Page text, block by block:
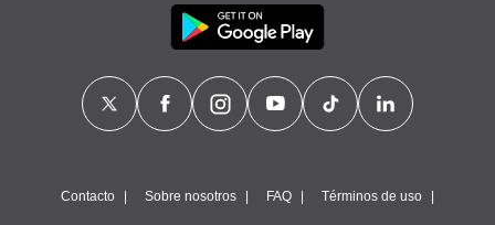
Contacto Sobre nosotros FAQ Términos de uso